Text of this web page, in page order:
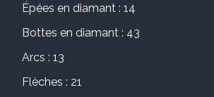
Épées en diamant : 14
Bottes en diamant : 43
Arcs : 13
Flèches : 21